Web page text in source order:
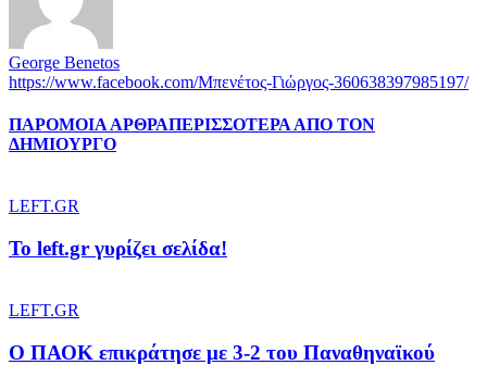
George Benetos
https://www.facebook.com/Μπενέτος-Γιώργος-360638397985197/
ΠΑΡΟΜΟΙΑ ΑΡΘΡΑΠΕΡΙΣΣΟΤΕΡΑ ΑΠΟ ΤΟΝ
ΔΗΜΙΟΥΡΓΟ
LEFT.GR
To left.gr γυρίζει σελίδα!
LEFT.GR
Ο ΠΑΟΚ επικράτησε με 3-2 του Παναθηναϊκού